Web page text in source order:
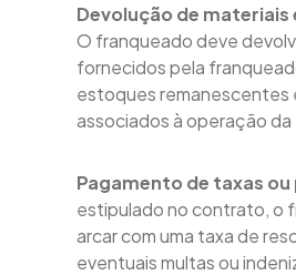
Devolução de
O franqueado deve
fornecidos pela
estoques remanescentes
associados à operação da
Pagamento de taxas
estipulado no contrato, o
arcar com uma taxa de
eventuais multas ou